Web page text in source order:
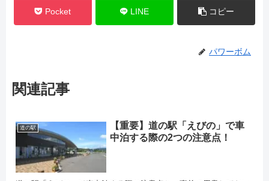
Pocket LINE コピー
パワーボム
関連記事
道の駅
【重要】道の駅「えびの」で車
中泊する際の2つの注意点！